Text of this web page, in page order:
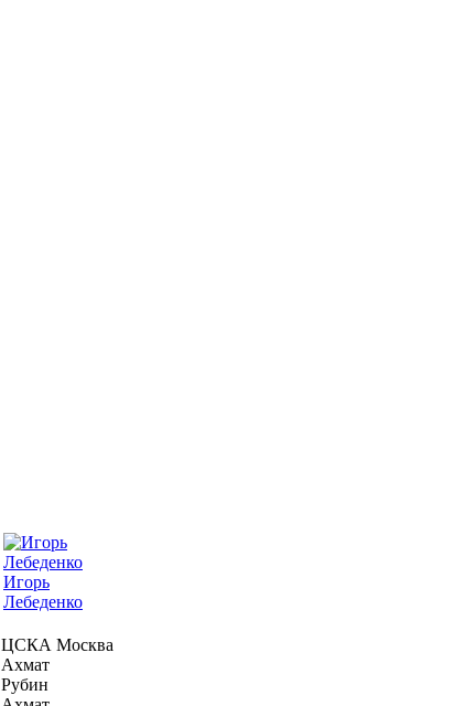
Игорь
Лебеденко
ЦСКА Москва
Ахмат
Рубин